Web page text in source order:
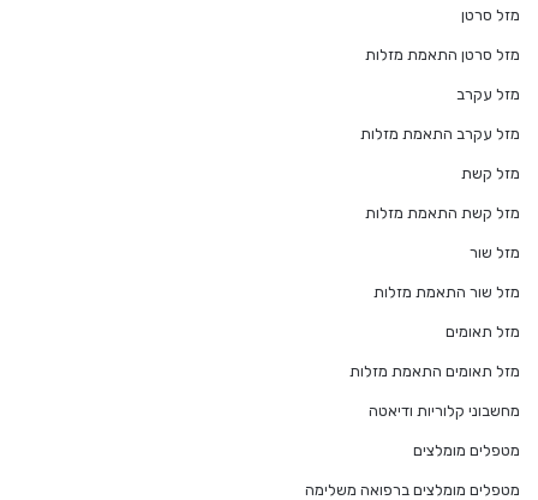
מזל סרטן
מזל סרטן התאמת מזלות
מזל עקרב
מזל עקרב התאמת מזלות
מזל קשת
מזל קשת התאמת מזלות
מזל שור
מזל שור התאמת מזלות
מזל תאומים
מזל תאומים התאמת מזלות
מחשבוני קלוריות ודיאטה
מטפלים מומלצים
מטפלים מומלצים ברפואה משלימה